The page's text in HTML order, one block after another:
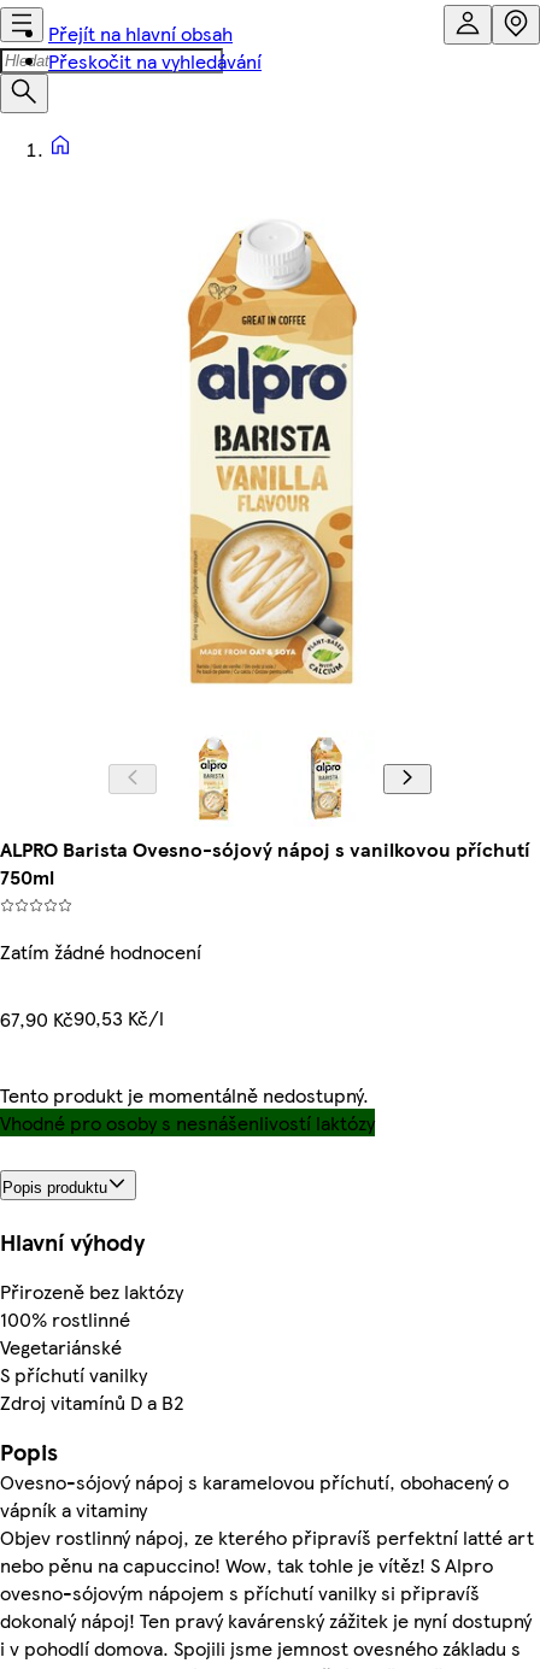
Přejít na hlavní obsah
Přeskočit na vyhledávání
ALPRO Barista Ovesno-sójový nápoj s vanilkovou příchutí
750ml
Zatím žádné hodnocení
67,90 Kč90,53 Kč/l
Tento produkt je momentálně nedostupný.
Vhodné pro osoby s nesnášenlivostí laktózy
Popis produktu
Hlavní výhody
Přirozeně bez laktózy
100% rostlinné
Vegetariánské
S příchutí vanilky
Zdroj vitamínů D a B2
Popis
Ovesno-sójový nápoj s karamelovou příchutí, obohacený o
vápník a vitaminy
Objev rostlinný nápoj, ze kterého připravíš perfektní latté art
nebo pěnu na capuccino! Wow, tak tohle je vítěz! S Alpro
ovesno-sójovým nápojem s příchutí vanilky si připravíš
dokonalý nápoj! Ten pravý kavárenský zážitek je nyní dostupný
i v pohodlí domova. Spojili jsme jemnost ovesného základu s